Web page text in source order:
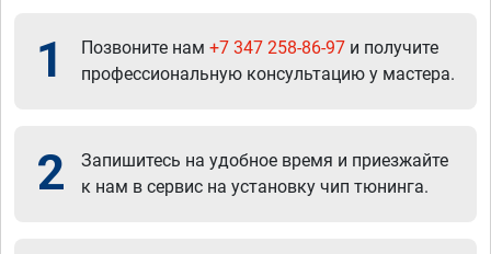
1 Позвоните нам +7 347 258-86-97 и получите
профессиональную консультацию у мастера.
2
Запишитесь на удобное время и приезжайте
к нам в сервис на установку чип тюнинга.